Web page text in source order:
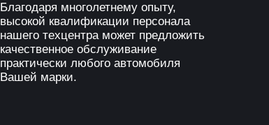
Благодаря многолетнему опыту,
высокой квалификации персонала
нашего техцентра может предложить
качественное обслуживание
практически любого автомобиля
Вашей марки.